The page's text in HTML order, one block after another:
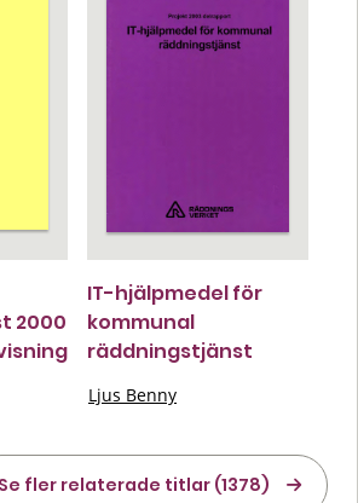
2000
IT-hjälpmedel för
kommunal
räddningstjänst
Ljus Benny
Se fler relaterade titlar (1378)